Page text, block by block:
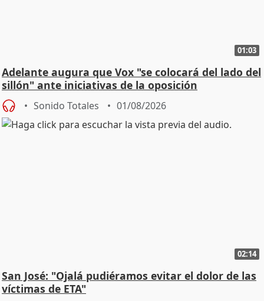
01:03
Adelante augura que Vox "se colocará del lado del
sillón" ante iniciativas de la oposición
Sonido Totales 01/08/2026
02:14
San José: "Ojalá pudiéramos evitar el dolor de las
víctimas de ETA"